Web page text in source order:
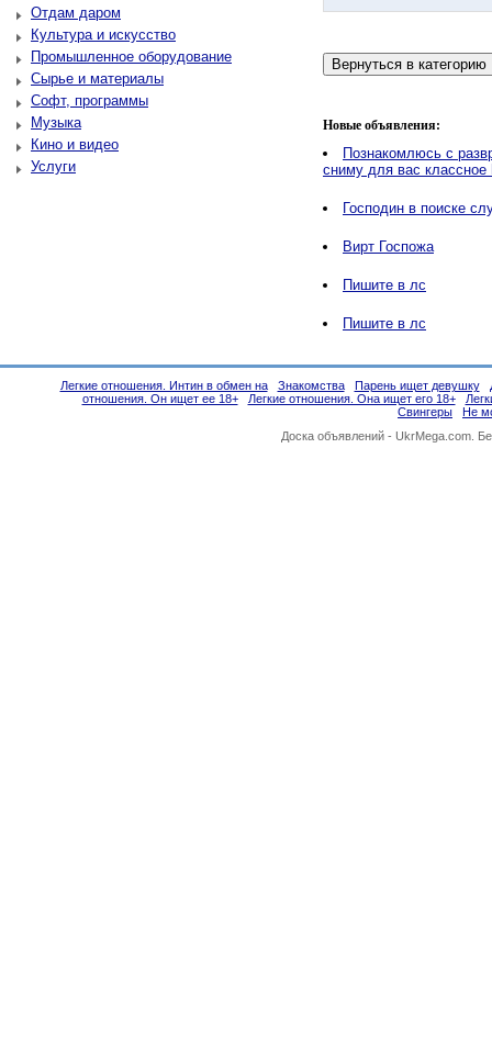
Отдам даром
Культура и искусство
Промышленное оборудование
Сырье и материалы
Софт, программы
Музыка
Кино и видео
Услуги
Новые объявления:
Познакомлюсь с
сниму для вас классное
Господин в поиске
Вирт Госпожа
Пишите в лс
Пишите в лс
Легкие отношения. Интин в обмен на Знакомства Парень ищет девушку
отношения. Он ищет ее 18+
Легкие отношения. Она ищет его 18+
Свингеры
Не
Доска объявлений - UkrMega.com.